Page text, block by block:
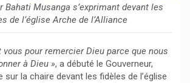
Bahati Musanga s’exprimant devant les
de l’église Arche de l’Alliance
vous pour remercier Dieu parce que nous
à Dieu », a débuté le Gouverneur,
sur la chaire devant les fidèles de l’église